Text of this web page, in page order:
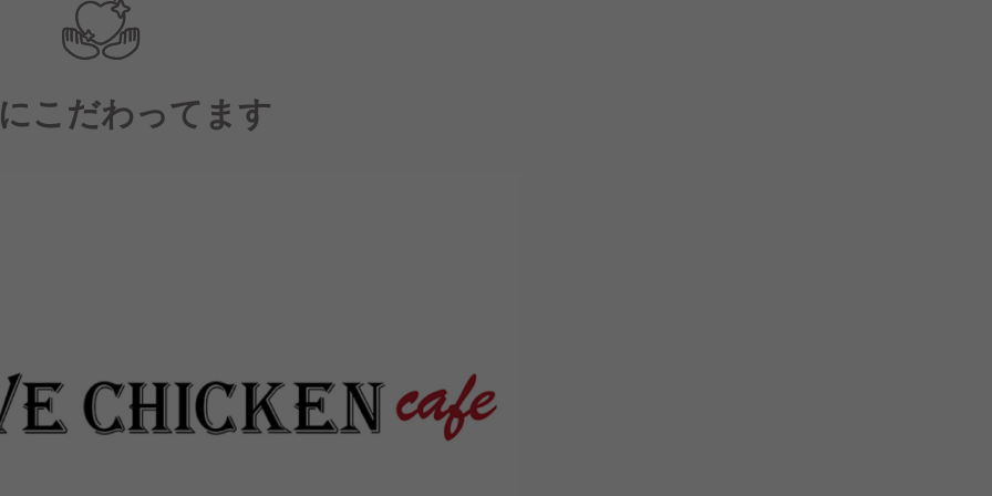
こだわってます